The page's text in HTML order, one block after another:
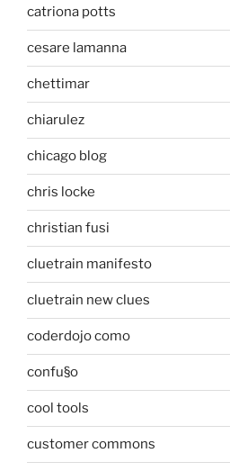
catriona potts
cesare lamanna
chettimar
chiarulez
chicago blog
chris locke
christian fusi
cluetrain manifesto
cluetrain new clues
coderdojo como
confu§o
cool tools
customer commons